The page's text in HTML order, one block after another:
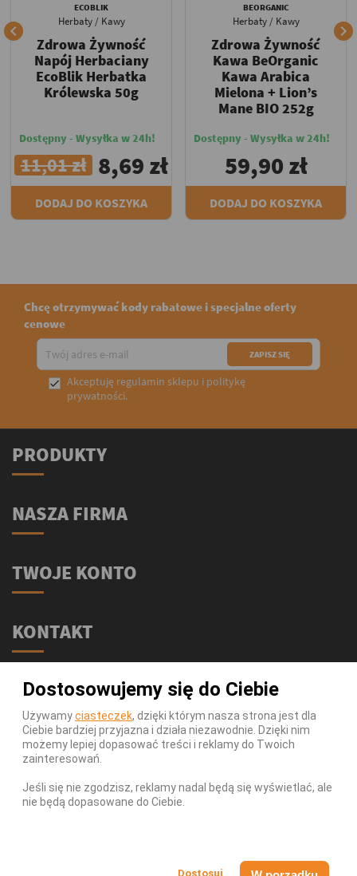

ECOBLIK
Herbaty / Kawy
Zdrowa Żywność
Napój Herbaciany
EcoBlik Herbatka
Królewska 50g
Dostępny - Wysyłka w 24h!
11,01 zł 8,69 zł
DODAJ DO KOSZYKA
BEORGANIC
Herbaty / Kawy
Zdrowa Żywność
Kawa BeOrganic
Kawa Arabica
Mielona + Lion’s
Mane BIO 252g
Dostępny - Wysyłka w 24h!
59,90 zł
DODAJ DO KOSZYKA

Chcę otrzymywać kody rabatowe i specjalne oferty
cenowe
 Akceptuję regulamin sklepu i politykę
prywatności.
Dostosowujemy się do Ciebie
Używamyciasteczek, dzięki którym nasza strona jest dla
Ciebie bardziej przyjazna i działa niezawodnie. Dzięki nim
możemy lepiej dopasować treści i reklamy do Twoich
zainteresowań.
Jeśli się nie zgodzisz, reklamy nadal będą się wyświetlać, ale
nie będą dopasowane do Ciebie.
PRODUKTY
NASZA FIRMA
TWOJE KONTO
KONTAKT
ul. Stołeczna 2/lok 102
15-879 Białystok
Telefon:
539 111 590
Infolinia:Pn-Pt 9-17
E-mail:
info@swiatsupli.pl